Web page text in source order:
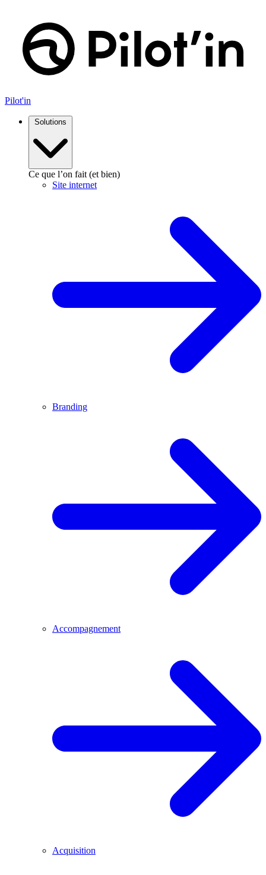
contenu
Pilot'in
Solutions
Ce que l’on fait (et bien)
Site internet
Branding
Accompagnement
Acquisition